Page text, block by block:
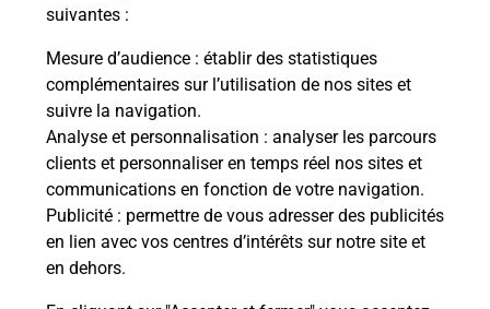
suivantes :
Mesure d’audience : établir des statistiques
complémentaires sur l’utilisation de nos sites et
suivre la navigation.
Analyse et personnalisation : analyser les parcours
clients et personnaliser en temps réel nos sites et
communications en fonction de votre navigation.
Publicité : permettre de vous adresser des publicités
en lien avec vos centres d’intérêts sur notre site et
en dehors.
La Poste
en ligne
Ouvert 24h/24
En savoir plus